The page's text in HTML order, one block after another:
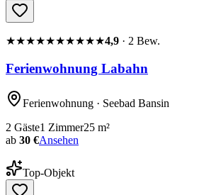
★★★★★★★★★★4,9 · 2 Bew.
Ferienwohnung Labahn
Ferienwohnung · Seebad Bansin
2 Gäste1 Zimmer25 m²
ab 30 €Ansehen
Top-Objekt